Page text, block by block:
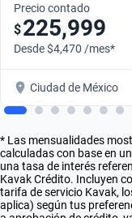
Precio contado
$225,999
Desde $4,470 /mes*
Ciudad de México
* Las mensualidades
calculadas con base en
una tasa de interés
Kavak Crédito. Incluyen
tarifa de servicio Kavak,
aplica) según tus